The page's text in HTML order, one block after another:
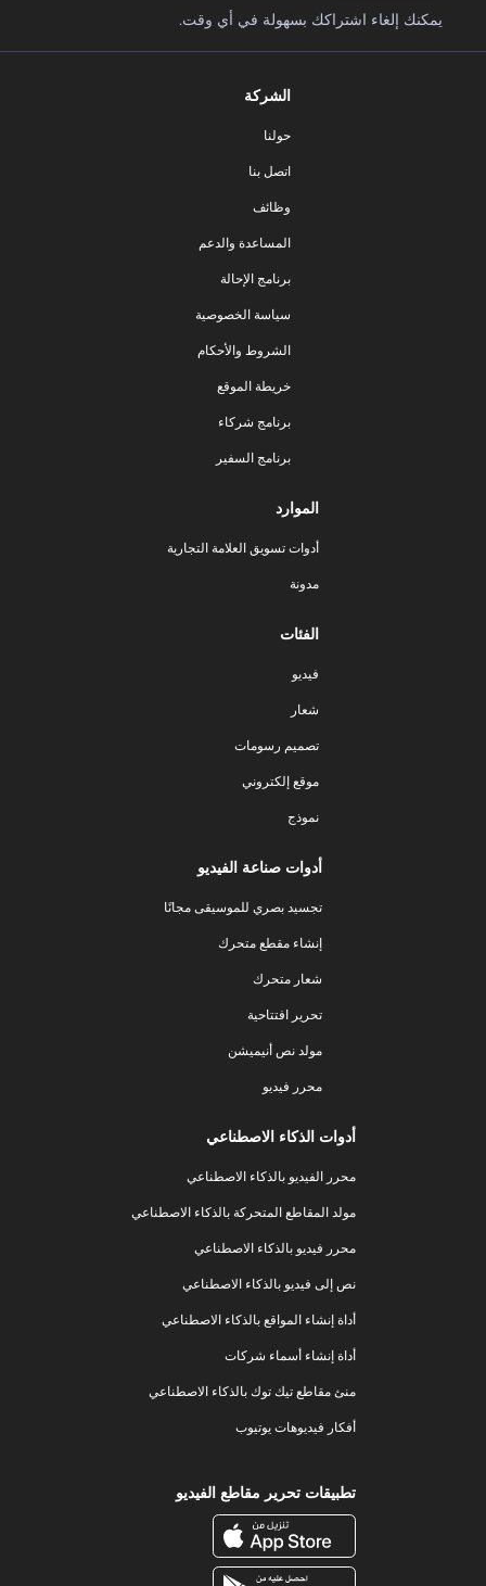
يمكنك إلغاء اشتراكك بسهولة في أي وقت.
الشركة
حولنا
اتصل بنا
وظائف
المساعدة والدعم
برنامج الإحالة
سياسة الخصوصية
الشروط والأحكام
خريطة الموقع
برنامج شركاء
برنامج السفير
الموارد
أدوات تسويق العلامة التجارية
مدونة
الفئات
فيديو
شعار
تصميم رسومات
موقع إلكتروني
نموذج
أدوات صناعة الفيديو
تجسيد بصري للموسيقى مجانًا
إنشاء مقطع متحرك
شعار متحرك
تحرير افتتاحية
مولد نص أنيميشن
محرر فيديو
أدوات الذكاء الاصطناعي
محرر الفيديو بالذكاء الاصطناعي
مولد المقاطع المتحركة بالذكاء الاصطناعي
محرر فيديو بالذكاء الاصطناعي
نص إلى فيديو بالذكاء الاصطناعي
أداة إنشاء المواقع بالذكاء الاصطناعي
أداة إنشاء أسماء شركات
منئ مقاطع تيك توك بالذكاء الاصطناعي
أفكار فيديوهات يوتيوب
تطبيقات تحرير مقاطع الفيديو